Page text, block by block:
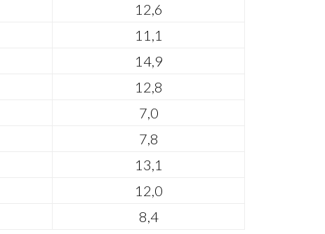
12,6
11,1
14,9
12,8
7,0
7,8
13,1
12,0
8,4